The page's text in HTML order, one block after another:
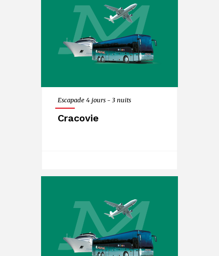
Escapade 4 jours - 3 nuits
Cracovie